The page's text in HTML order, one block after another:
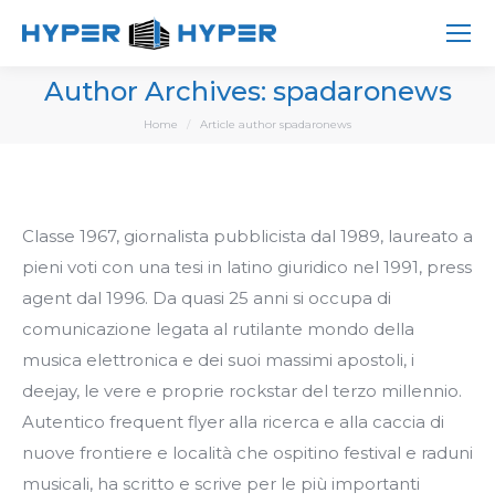
Author Archives: spadaronews
You are here:
Home Article author spadaronews
Classe 1967, giornalista pubblicista dal 1989, laureato a
pieni voti con una tesi in latino giuridico nel 1991, press
agent dal 1996. Da quasi 25 anni si occupa di
comunicazione legata al rutilante mondo della
musica elettronica e dei suoi massimi apostoli, i
deejay, le vere e proprie rockstar del terzo millennio.
Autentico frequent flyer alla ricerca e alla caccia di
nuove frontiere e località che ospitino festival e raduni
musicali, ha scritto e scrive per le più importanti